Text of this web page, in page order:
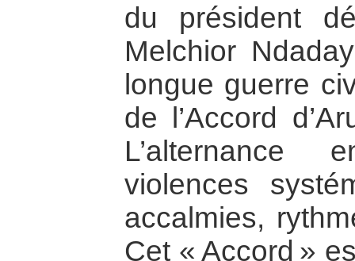
du président
Melchior
longue guerre
de l’Accord
L’alternance
violences
accalmies,
Cet « Accord »